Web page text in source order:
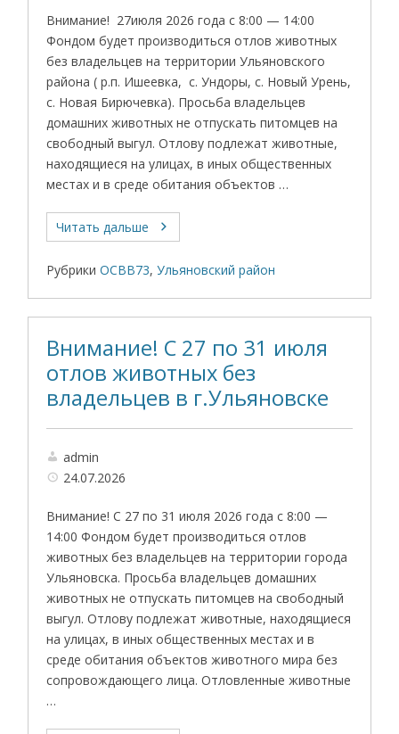
Внимание! 27июля 2026 года с 8:00 — 14:00
Фондом будет производиться отлов животных
без владельцев на территории Ульяновского
района ( р.п. Ишеевка, с. Ундоры, с. Новый Урень,
с. Новая Бирючевка). Просьба владельцев
домашних животных не отпускать питомцев на
свободный выгул. Отлову подлежат животные,
находящиеся на улицах, в иных общественных
местах и в среде обитания объектов …
Читать дальше
Рубрики ОСВВ73,Ульяновский район
Внимание! С 27 по 31 июля
отлов животных без
владельцев в г.Ульяновске
admin
24.07.2026
Внимание! С 27 по 31 июля 2026 года с 8:00 —
14:00 Фондом будет производиться отлов
животных без владельцев на территории города
Ульяновска. Просьба владельцев домашних
животных не отпускать питомцев на свободный
выгул. Отлову подлежат животные, находящиеся
на улицах, в иных общественных местах и в
среде обитания объектов животного мира без
сопровождающего лица. Отловленные животные
…